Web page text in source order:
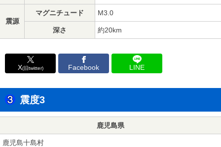
震源
マグニチュード M3.0
深さ 約20km
X(旧twitter) Facebook LINE
震度3
鹿児島県
鹿児島十島村